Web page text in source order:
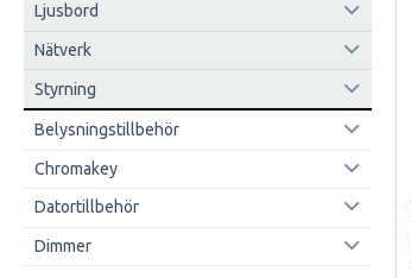
Ljusbord
Nätverk
Styrning
Belysningstillbehör
Chromakey
Datortillbehör
Dimmer